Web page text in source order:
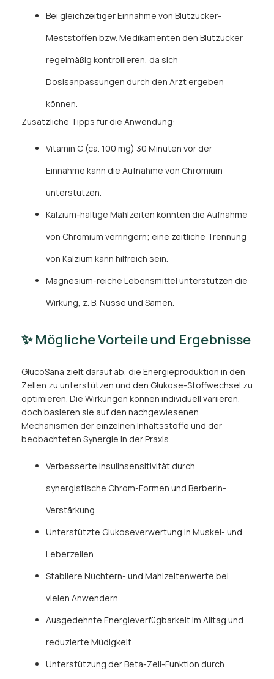
Bei gleichzeitiger Einnahme von Blutzucker-
Meststoffen bzw. Medikamenten den Blutzucker
regelmäßig kontrollieren, da sich
Dosisanpassungen durch den Arzt ergeben
können.
Zusätzliche Tipps für die Anwendung:
Vitamin C (ca. 100 mg) 30 Minuten vor der
Einnahme kann die Aufnahme von Chromium
unterstützen.
Kalzium-haltige Mahlzeiten könnten die Aufnahme
von Chromium verringern; eine zeitliche Trennung
von Kalzium kann hilfreich sein.
Magnesium-reiche Lebensmittel unterstützen die
Wirkung, z. B. Nüsse und Samen.
✨ Mögliche Vorteile und Ergebnisse
GlucoSana zielt darauf ab, die Energieproduktion in den
Zellen zu unterstützen und den Glukose-Stoffwechsel zu
optimieren. Die Wirkungen können individuell variieren,
doch basieren sie auf den nachgewiesenen
Mechanismen der einzelnen Inhaltsstoffe und der
beobachteten Synergie in der Praxis.
Verbesserte Insulinsensitivität durch
synergistische Chrom-Formen und Berberin-
Verstärkung
Unterstützte Glukoseverwertung in Muskel- und
Leberzellen
Stabilere Nüchtern- und Mahlzeitenwerte bei
vielen Anwendern
Ausgedehnte Energieverfügbarkeit im Alltag und
reduzierte Müdigkeit
Unterstützung der Beta-Zell-Funktion durch